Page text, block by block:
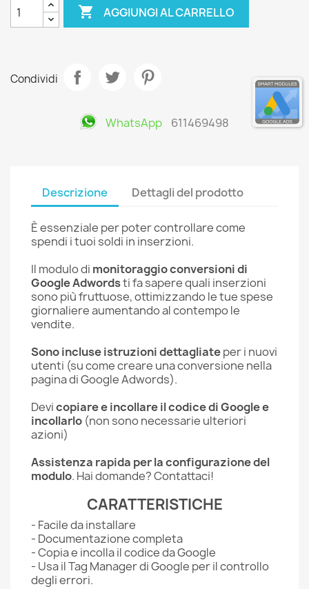
 AGGIUNGI AL CARRELLO
Condividi
WhatsApp 611469498
Descrizione Dettagli del prodotto
È essenziale per poter controllare come
spendi i tuoi soldi in inserzioni.
Il modulo di monitoraggio conversioni di
Google Adwordsti fa sapere quali inserzioni
sono più fruttuose, ottimizzando le tue spese
giornaliere aumentando al contempo le
vendite.
Sono incluse istruzioni dettagliateper i nuovi
utenti (su come creare una conversione nella
pagina di Google Adwords).
Devicopiare e incollare il codice di Google e
incollarlo (non sono necessarie ulteriori
azioni)
Assistenza rapida per la configurazione del
modulo. Hai domande? Contattaci!
CARATTERISTICHE
- Facile da installare
- Documentazione completa
- Copia e incolla il codice da Google
- Usa il Tag Manager di Google per il controllo
degli errori.